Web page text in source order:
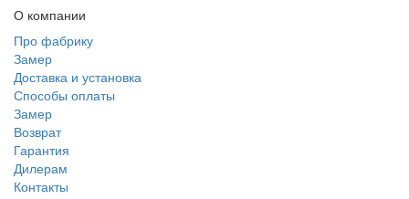
О компании
Про фабрику
Замер
Доставка и установка
Способы оплаты
Замер
Возврат
Гарантия
Дилерам
Контакты